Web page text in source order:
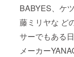
BABYES、ケ
藤ミリヤな ど
サーでもある
メーカー